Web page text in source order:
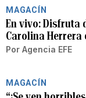
MAGACÍN
En vivo: Disfruta
Carolina Herrera
Por Agencia EFE
MAGACÍN